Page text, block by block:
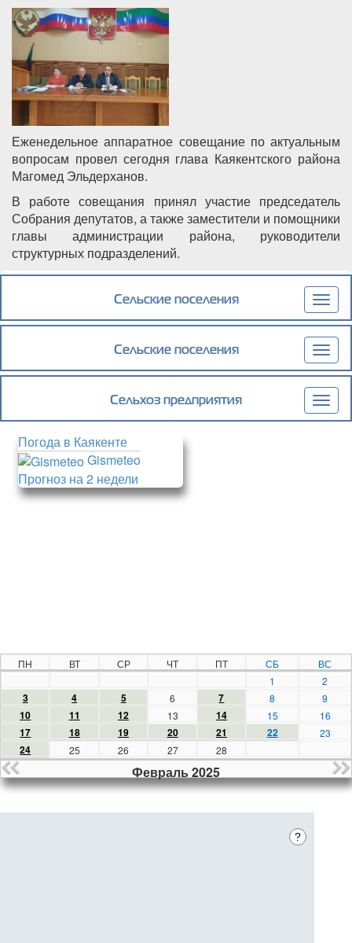
Еженедельное аппаратное совещание по актуальным
вопросам провел сегодня глава Каякентского района
Магомед Эльдерханов.
В работе совещания принял участие председатель
Собрания депутатов, а также заместители и помощники
главы администрации района, руководители
структурных подразделений.
Подробнеео Подготовку к празднованию Дня Победы
обсудили в администрации Каякентского
Сельские поселения
Сельские поселения
Сельхоз предприятия
Погода в Каякенте
Gismeteo
Прогноз на 2 недели
ПН ВТ СР ЧТ ПТ СБ
ВС
1
2
3 4 5 6 7 8 9
10 11 12 13 14 15 16
17 18 19 20 21 22 23
24 25 26 27 28
Февраль 2025
?